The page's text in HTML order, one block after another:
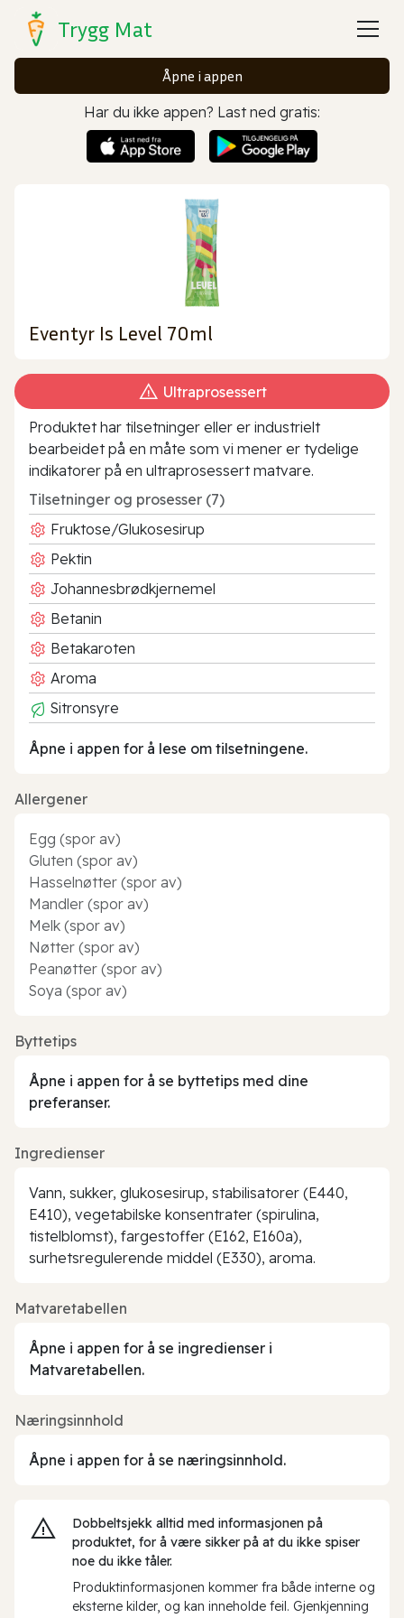
Trygg Mat
Åpne i appen
Har du ikke appen? Last ned gratis:
Eventyr Is Level 70ml
Ultraprosessert
Produktet har tilsetninger eller er industrielt
bearbeidet på en måte som vi mener er tydelige
indikatorer på en ultraprosessert matvare.
Tilsetninger og prosesser (7)
Fruktose/Glukosesirup
Pektin
Johannesbrødkjernemel
Betanin
Betakaroten
Aroma
Sitronsyre
Åpne i appen for å lese om tilsetningene.
Allergener
Egg (spor av)
Gluten (spor av)
Hasselnøtter (spor av)
Mandler (spor av)
Melk (spor av)
Nøtter (spor av)
Peanøtter (spor av)
Soya (spor av)
Byttetips
Åpne i appen for å se byttetips med dine
preferanser.
Ingredienser
Vann, sukker, glukosesirup, stabilisatorer (E440,
E410), vegetabilske konsentrater (spirulina,
tistelblomst), fargestoffer (E162, E160a),
surhetsregulerende middel (E330), aroma.
Matvaretabellen
Åpne i appen for å se ingredienser i
Matvaretabellen.
Næringsinnhold
Åpne i appen for å se næringsinnhold.
Dobbeltsjekk alltid med informasjonen på
produktet, for å være sikker på at du ikke spiser
noe du ikke tåler.
Produktinformasjonen kommer fra både interne og
eksterne kilder, og kan inneholde feil. Gjenkjenning